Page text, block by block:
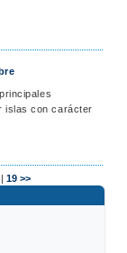
islas con carácter
19 >>